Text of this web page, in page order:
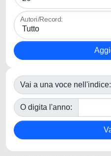
Autori/Record:
Vai a una voce nell'indice:
O digita l'anno: